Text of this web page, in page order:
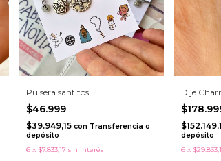
Pulsera santitos
$46.999
$39.949,15 con Transferencia o
depósito
6 x $7.833,17 sin interés
Dije
depósito
6 x